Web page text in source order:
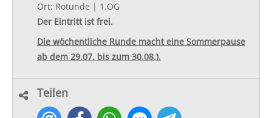
Ort: Rotunde | 1.OG
Der Eintritt ist frei.
Die wöchentliche Runde macht eine Sommerpause
ab dem 29.07. bis zum 30.08.).
Teilen